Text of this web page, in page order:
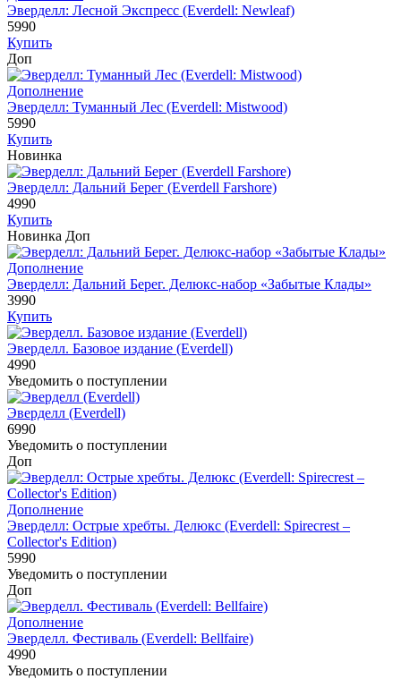
Эверделл: Лесной Экспресс (Everdell: Newleaf)
5990
Купить
Доп
Дополнение
Эверделл: Туманный Лес (Everdell: Mistwood)
5990
Купить
Новинка
Эверделл: Дальний Берег (Everdell Farshore)
4990
Купить
Новинка Доп
Дополнение
Эверделл: Дальний Берег. Делюкс-набор «Забытые Клады»
3990
Купить
Эверделл. Базовое издание (Everdell)
4990
Уведомить о поступлении
Эверделл (Everdell)
6990
Уведомить о поступлении
Доп
Дополнение
Эверделл: Острые хребты. Делюкс (Everdell: Spirecrest –
Collector's Edition)
5990
Уведомить о поступлении
Доп
Дополнение
Эверделл. Фестиваль (Everdell: Bellfaire)
4990
Уведомить о поступлении